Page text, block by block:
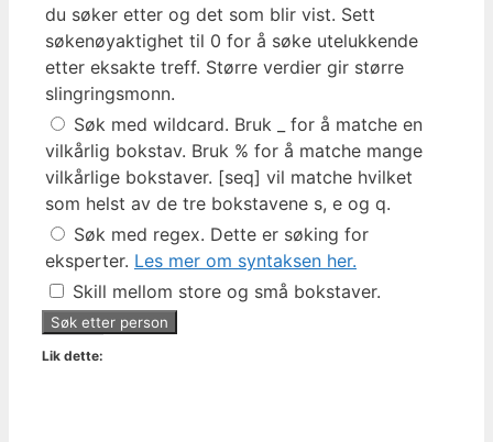
du søker etter og det som blir vist. Sett
søkenøyaktighet til 0 for å søke utelukkende
etter eksakte treff. Større verdier gir større
slingringsmonn.
Søk med wildcard. Bruk _ for å matche en
vilkårlig bokstav. Bruk % for å matche mange
vilkårlige bokstaver. [seq] vil matche hvilket
som helst av de tre bokstavene s, e og q.
Søk med regex. Dette er søking for
eksperter. Les mer om syntaksen her.
Skill mellom store og små bokstaver.
Lik dette: